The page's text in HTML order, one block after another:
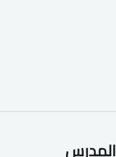
المدرس